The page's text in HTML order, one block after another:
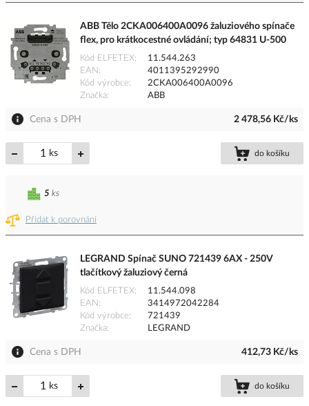
ABB Tělo 2CKA006400A0096 žaluziového spínače
flex, pro krátkocestné ovládání; typ 64831 U-500
Kód ELFETEX
11.544.263
EAN
4011395292990
Kód výrobce
2CKA006400A0096
Značka
ABB
Cena s DPH 2 478,56 Kč/ks
ks do košíku
Přidat k porovnání
5 ks
LEGRAND Spínač SUNO 721439 6AX - 250V
tlačítkový žaluziový černá
Kód ELFETEX
11.544.098
EAN
3414972042284
Kód výrobce
721439
Značka
LEGRAND
Cena s DPH 412,73 Kč/ks
ks do košíku